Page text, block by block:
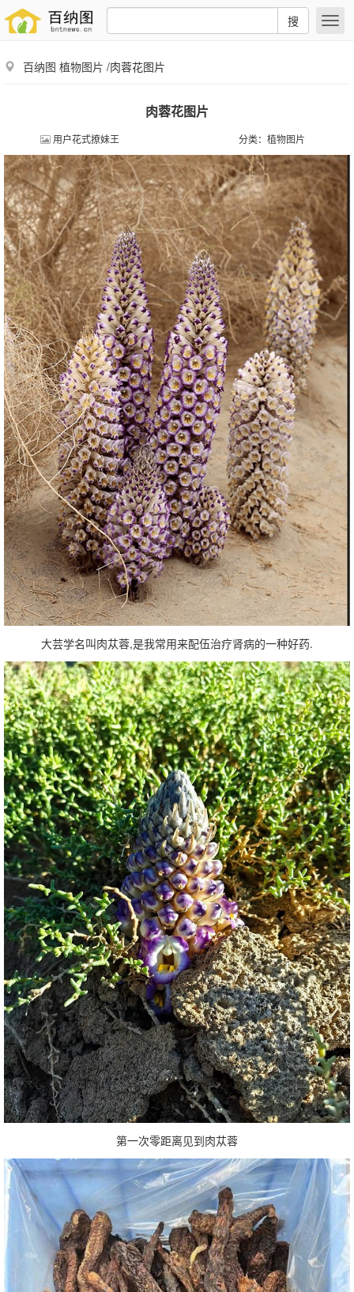
搜
百纳图 植物图片 /肉蓉花图片
肉蓉花图片
用户花式撩妹王 分类： 植物图片
大芸学名叫肉苁蓉,是我常用来配伍治疗肾病的一种好药.
第一次零距离见到肉苁蓉